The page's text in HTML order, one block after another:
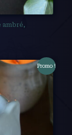
ambré,
Promo !